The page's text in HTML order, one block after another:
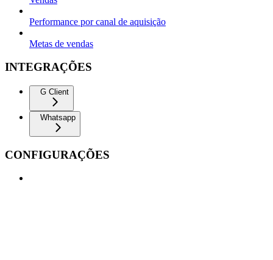
Performance por canal de aquisição
Metas de vendas
INTEGRAÇÕES
G Client
Whatsapp
CONFIGURAÇÕES